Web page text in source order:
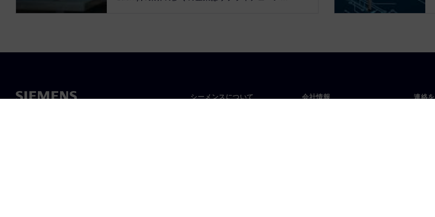
シーメンスについて 会社情報 連絡